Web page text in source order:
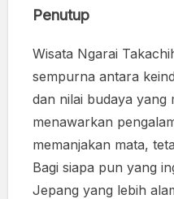
Penutup
Wisata Ngarai
sempurna antara
dan nilai budaya yang
menawarkan
memanjakan mata,
Bagi siapa pun yang
Jepang yang lebih